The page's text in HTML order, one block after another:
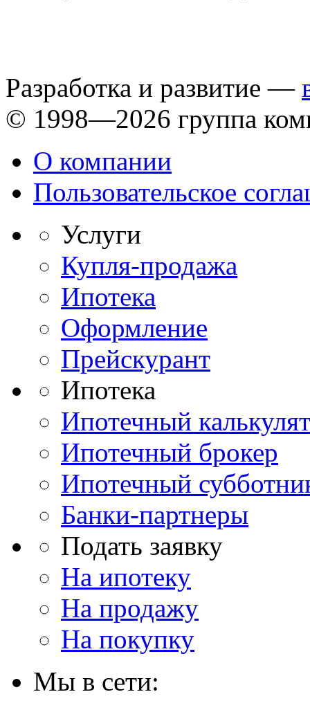
Разработка и развитие —
© 1998—2026 группа
О компании
Пользовательское
Услуги
Купля-продажа
Ипотека
Оформление
Прейскурант
Ипотека
Ипотечный
Ипотечный брокер
Ипотечный
Банки-партнеры
Подать заявку
На ипотеку
На продажу
На покупку
Мы в сети: